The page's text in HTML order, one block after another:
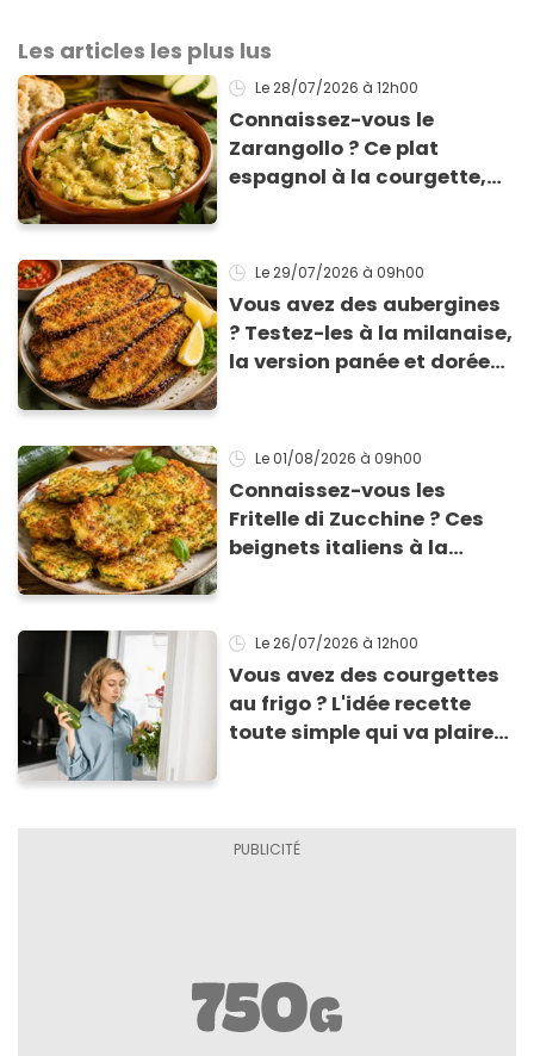
Les articles les plus lus
Le 28/07/2026 à 12h00
Connaissez-vous le
Zarangollo ? Ce plat
espagnol à la courgette,
Le 29/07/2026 à 09h00
Vous avez des aubergines
? Testez-les à la milanaise,
la version panée et dorée
Le 01/08/2026 à 09h00
Connaissez-vous les
Fritelle di Zucchine ? Ces
beignets italiens à la
Le 26/07/2026 à 12h00
Vous avez des courgettes
au frigo ? L'idée recette
toute simple qui va plaire